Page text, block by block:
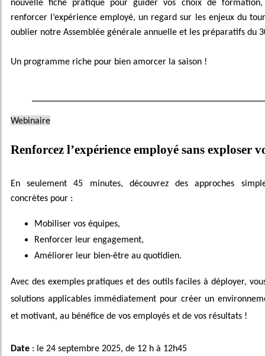
nouvelle fiche pratique pour guider vos choix de
renforcer l’expérience employé, un regard sur les enjeux du
oublier notre Assemblée générale annuelle et les préparatifs du
Un programme riche pour bien amorcer la saison !
Webinaire
Renforcez l’expérience employé sans exploser
En seulement 45 minutes, découvrez des approches
concrètes pour :
Mobiliser vos équipes,
Renforcer leur engagement,
Améliorer leur bien-être au quotidien.
Avec des exemples pratiques et des outils faciles à déployer,
solutions applicables immédiatement pour créer un
et motivant, au bénéfice de vos employés et de vos résultats !
Date : le 24 septembre 2025, de 12 h à 12h45